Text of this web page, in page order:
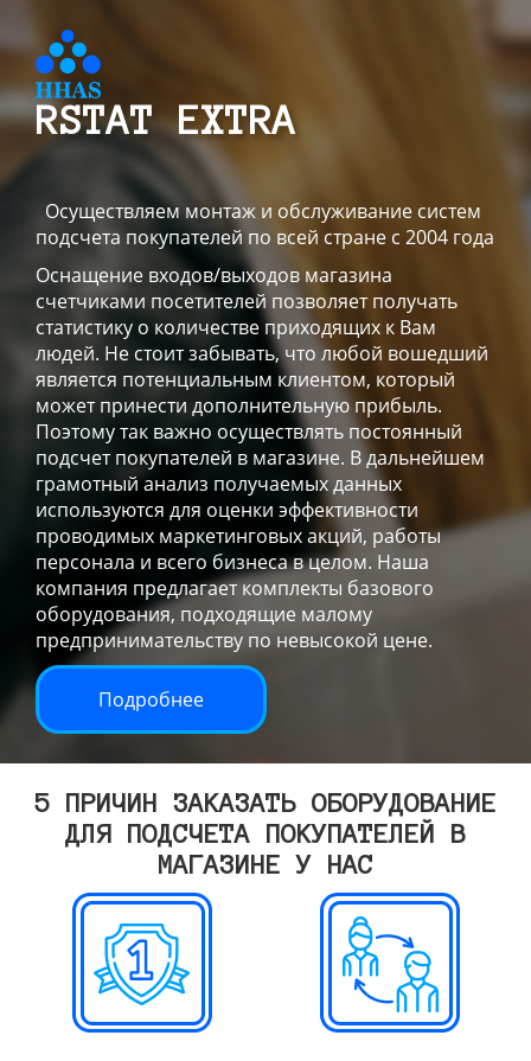
RSTAT EXTRA
Осуществляем монтаж и обслуживание систем
подсчета покупателей по всей стране с 2004 года
Оснащение входов/выходов магазина
счетчиками посетителей позволяет получать
статистику о количестве приходящих к Вам
людей. Не стоит забывать, что любой вошедший
является потенциальным клиентом, который
может принести дополнительную прибыль.
Поэтому так важно осуществлять постоянный
подсчет покупателей в магазине. В дальнейшем
грамотный анализ получаемых данных
используются для оценки эффективности
проводимых маркетинговых акций, работы
персонала и всего бизнеса в целом. Наша
компания предлагает комплекты базового
оборудования, подходящие малому
предпринимательству по невысокой цене.
Подробнее
5 ПРИЧИН ЗАКАЗАТЬ ОБОРУДОВАНИЕ
ДЛЯ ПОДСЧЕТА ПОКУПАТЕЛЕЙ В
МАГАЗИНЕ У НАС